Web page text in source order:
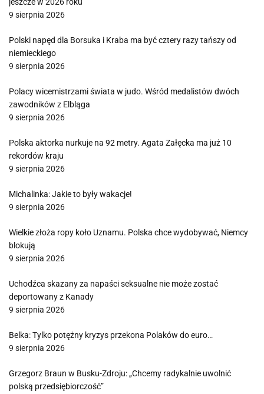
9 sierpnia 2026
Polski napęd dla Borsuka i Kraba ma być cztery razy tańszy od
niemieckiego
9 sierpnia 2026
Polacy wicemistrzami świata w judo. Wśród medalistów dwóch
zawodników z Elbląga
9 sierpnia 2026
Polska aktorka nurkuje na 92 metry. Agata Załęcka ma już 10
rekordów kraju
9 sierpnia 2026
Michalinka: Jakie to były wakacje!
9 sierpnia 2026
Wielkie złoża ropy koło Uznamu. Polska chce wydobywać, Niemcy
blokują
9 sierpnia 2026
Uchodźca skazany za napaści seksualne nie może zostać
deportowany z Kanady
9 sierpnia 2026
Belka: Tylko potężny kryzys przekona Polaków do euro…
9 sierpnia 2026
Grzegorz Braun w Busku-Zdroju: „Chcemy radykalnie uwolnić
polską przedsiębiorczość”